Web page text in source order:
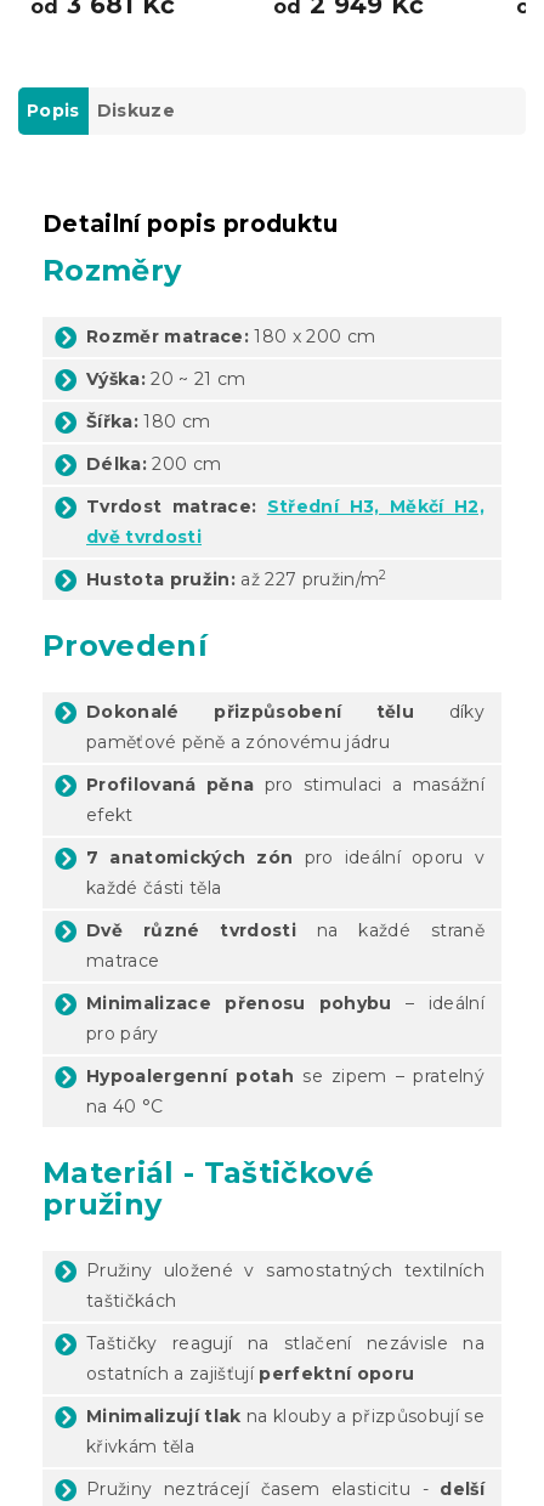
od od od
Popis Diskuze
Detailní popis produktu
Rozměry
Rozměr matrace: 180 x 200 cm
Výška: 20 ~ 21 cm
Šířka: 180 cm
Délka: 200 cm
Tvrdost matrace: Střední H3, Měkčí H2,
dvě tvrdosti
Hustota pružin: až 227 pružin/m2
Provedení
Dokonalé přizpůsobení tělu díky
paměťové pěně a zónovému jádru
Profilovaná pěna pro stimulaci a masážní
efekt
7 anatomických zón pro ideální oporu v
každé části těla
Dvě různé tvrdosti na každé straně
matrace
Minimalizace přenosu pohybu
– ideální
pro páry
Hypoalergenní potah se zipem – pratelný
na 40 °C
Materiál - Taštičkové
pružiny
Pružiny uložené v samostatných textilních
taštičkách
Taštičky reagují na stlačení nezávisle na
ostatních a zajišťují perfektní oporu
Minimalizují tlak na klouby a přizpůsobují se
křivkám těla
Pružiny neztrácejí časem elasticitu - delší